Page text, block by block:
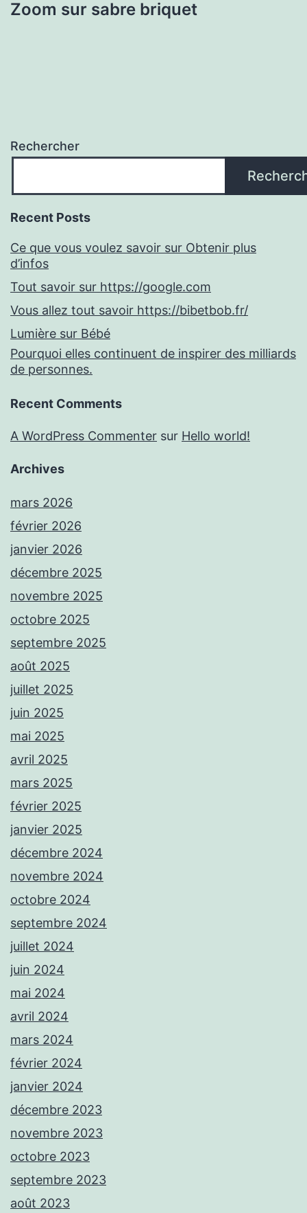
Zoom sur sabre briquet
Rechercher
Recent Posts
Ce que vous voulez savoir sur Obtenir plus
d’infos
Tout savoir sur https://google.com
Vous allez tout savoir https://bibetbob.fr/
Lumière sur Bébé
Pourquoi elles continuent de inspirer des milliards
de personnes.
Recent Comments
A WordPress Commenter sur Hello world!
Archives
mars 2026
février 2026
janvier 2026
décembre 2025
novembre 2025
octobre 2025
septembre 2025
août 2025
juillet 2025
juin 2025
mai 2025
avril 2025
mars 2025
février 2025
janvier 2025
décembre 2024
novembre 2024
octobre 2024
septembre 2024
juillet 2024
juin 2024
mai 2024
avril 2024
mars 2024
février 2024
janvier 2024
décembre 2023
novembre 2023
octobre 2023
septembre 2023
août 2023